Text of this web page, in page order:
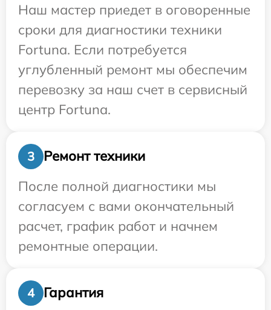
Наш мастер приедет в оговоренные
сроки для диагностики техники
Fortuna. Если потребуется
углубленный ремонт мы обеспечим
перевозку за наш счет в сервисный
центр Fortuna.
3
Ремонт техники
После полной диагностики мы
согласуем с вами окончательный
расчет, график работ и начнем
ремонтные операции.
4 Гарантия